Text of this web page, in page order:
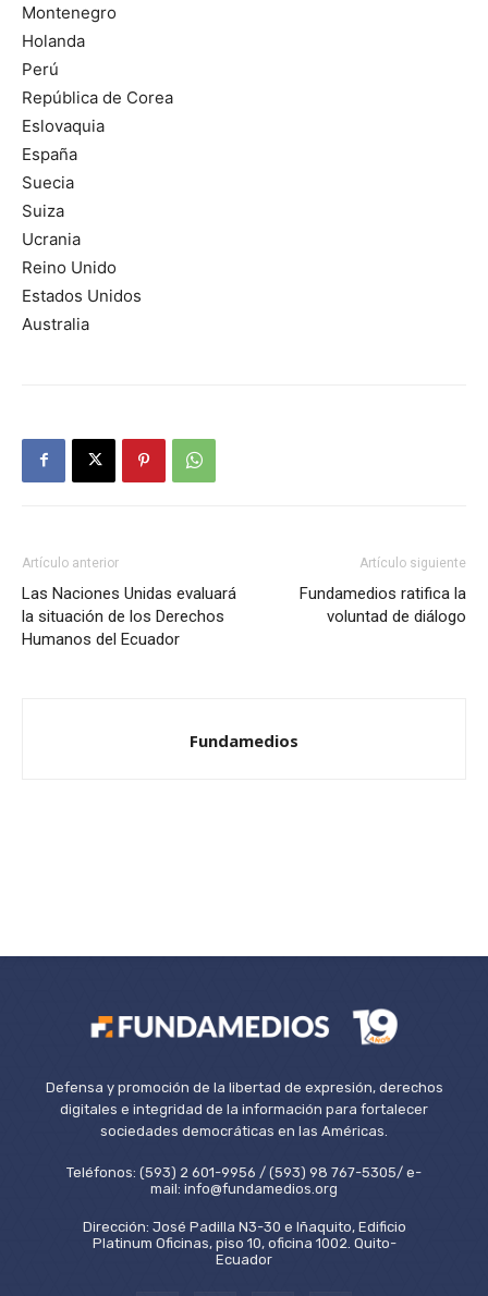
Montenegro
Holanda
Perú
República de Corea
Eslovaquia
España
Suecia
Suiza
Ucrania
Reino Unido
Estados Unidos
Australia
Artículo anterior
Las Naciones Unidas evaluará
la situación de los Derechos
Humanos del Ecuador
Artículo siguiente
Fundamedios ratifica la
voluntad de diálogo
Fundamedios
Defensa y promoción de la libertad de expresión, derechos
digitales e integridad de la información para fortalecer
sociedades democráticas en las Américas.
Teléfonos: (593) 2 601-9956 / (593) 98 767-5305/ e-
mail: info@fundamedios.org
Dirección: José Padilla N3-30 e Iñaquito, Edificio
Platinum Oficinas, piso 10, oficina 1002. Quito-
Ecuador